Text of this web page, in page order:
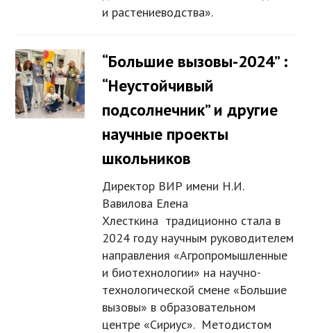
и растениеводства».
“Большие вызовы-2024” :
“Неустойчивый
подсолнечник” и другие
научные проекты
школьников
Директор ВИР имени Н.И.
Вавилова Елена
Хлесткина традиционно стала в
2024 году научным руководителем
направления «Агропромышленные
и биотехнологии» на научно-
технологической смене «Большие
вызовы» в образовательном
центре «Сириус». Методистом